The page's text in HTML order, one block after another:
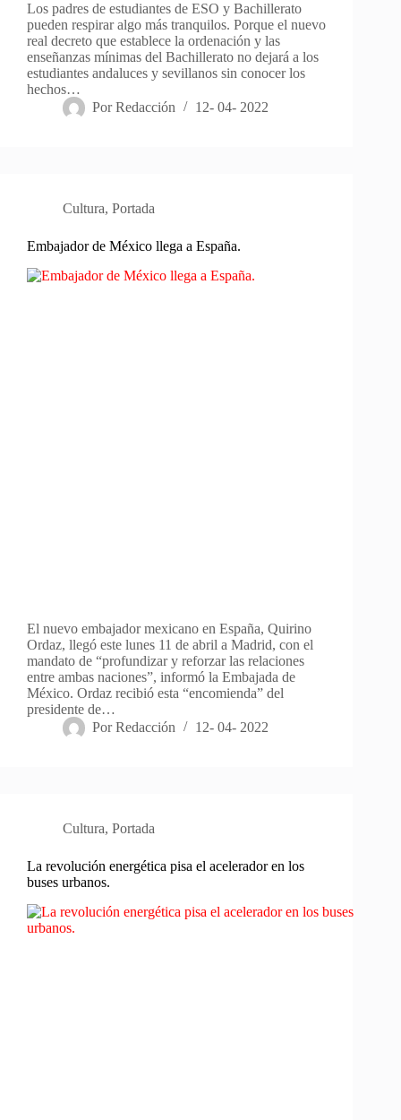
Los padres de estudiantes de ESO y Bachillerato
pueden respirar algo más tranquilos. Porque el nuevo
real decreto que establece la ordenación y las
enseñanzas mínimas del Bachillerato no dejará a los
estudiantes andaluces y sevillanos sin conocer los
hechos…
Por Redacción 12- 04- 2022
Cultura, Portada
Embajador de México llega a España.
El nuevo embajador mexicano en España, Quirino
Ordaz, llegó este lunes 11 de abril a Madrid, con el
mandato de “profundizar y reforzar las relaciones
entre ambas naciones”, informó la Embajada de
México. Ordaz recibió esta “encomienda” del
presidente de…
Por Redacción 12- 04- 2022
Cultura, Portada
La revolución energética pisa el acelerador en los
buses urbanos.